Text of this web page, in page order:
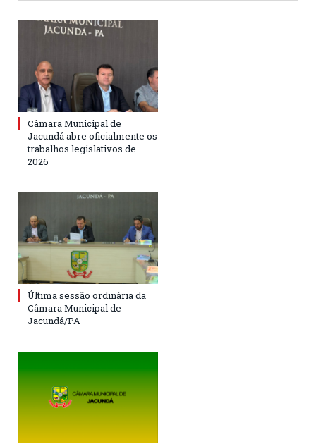
Câmara Municipal de
Jacundá abre oficialmente os
trabalhos legislativos de
2026
Última sessão ordinária da
Câmara Municipal de
Jacundá/PA